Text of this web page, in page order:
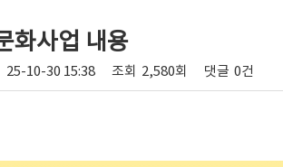
화사업 내용
25-10-30 15:38 조회 2,580회 댓글 0건